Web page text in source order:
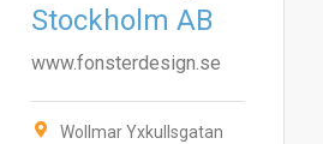
Stockholm AB
www.fonsterdesign.se
Wollmar Yxkullsgatan